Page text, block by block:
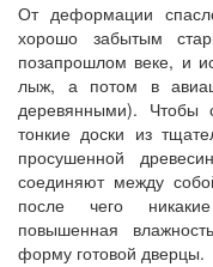
От деформации
хорошо забытым
позапрошлом веке, и
лыж, а потом в
деревянными). Чтобы
тонкие доски из
просушенной
соединяют между
после чего
повышенная
форму готовой дверцы.